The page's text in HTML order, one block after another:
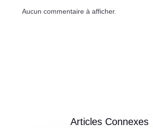
Aucun commentaire à afficher.
Articles Connexes